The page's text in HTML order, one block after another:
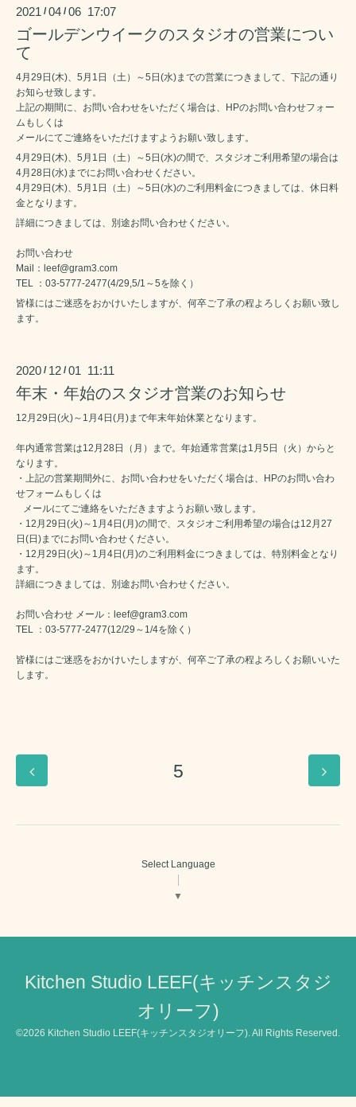
2021 /04 /06 17:07
ゴールデンウイークのスタジオの営業につい
て
4月29日(木)、5月1日（土）～5日(水)までの営業につきまして、下記の通り
お知らせ致します。
上記の期間に、お問い合わせをいただく場合は、HPのお問い合わせフォー
ムもしくは
メールにてご連絡をいただけますようお願い致します。
4月29日(木)、5月1日（土）～5日(水)の間で、スタジオご利用希望の場合は
4月28日(水)までにお問い合わせください。
4月29日(木)、5月1日（土）～5日(水)のご利用料金につきましては、休日料
金となります。
詳細につきましては、別途お問い合わせください。
お問い合わせ
Mail：leef@gram3.com
TEL ：03-5777-2477(4/29,5/1～5を除く）
皆様にはご迷惑をおかけいたしますが、何卒ご了承の程よろしくお願い致し
ます。
2020 / 12 /01 11:11
年末・年始のスタジオ営業のお知らせ
12月29日(火)～1月4日(月)まで年末年始休業となります。
年内通常営業は12月28日（月）まで。年始通常営業は1月5日（火）からと
なります。
・上記の営業期間外に、お問い合わせをいただく場合は、HPのお問い合わ
せフォームもしくは
メールにてご連絡をいただきますようお願い致します。
・12月29日(火)～1月4日(月)の間で、スタジオご利用希望の場合は12月27
日(日)までにお問い合わせください。
・12月29日(火)～1月4日(月)のご利用料金につきましては、特別料金となり
ます。
詳細につきましては、別途お問い合わせください。
お問い合わせ メール：leef@gram3.com
TEL ：03-5777-2477(12/29～1/4を除く）
皆様にはご迷惑をおかけいたしますが、何卒ご了承の程よろしくお願いいた
します。
5
Select Language
▼
Kitchen Studio LEEF(キッチンスタジ
オリーフ)
©2026 Kitchen Studio LEEF(キッチンスタジオリーフ) . All Rights Reserved.